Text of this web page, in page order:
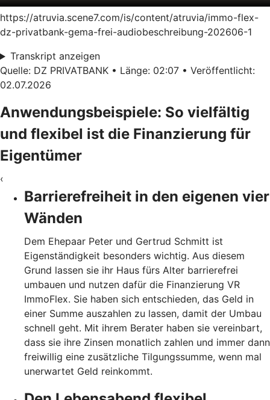
https://atruvia.scene7.com/is/content/atruvia/immo-flex-
dz-privatbank-gema-frei-audiobeschreibung-202606-1
Transkript anzeigen
Quelle: DZ PRIVATBANK • Länge: 02:07 • Veröffentlicht:
02.07.2026
Anwendungsbeispiele: So vielfältig
und flexibel ist die Finanzierung für
Eigentümer
‹
Barrierefreiheit in den eigenen vier
Wänden
Dem Ehepaar Peter und Gertrud Schmitt ist
Eigenständigkeit besonders wichtig. Aus diesem
Grund lassen sie ihr Haus fürs Alter barrierefrei
umbauen und nutzen dafür die Finanzierung VR
ImmoFlex. Sie haben sich entschieden, das Geld in
einer Summe auszahlen zu lassen, damit der Umbau
schnell geht. Mit ihrem Berater haben sie vereinbart,
dass sie ihre Zinsen monatlich zahlen und immer dann
freiwillig eine zusätzliche Tilgungssumme, wenn mal
unerwartet Geld reinkommt.